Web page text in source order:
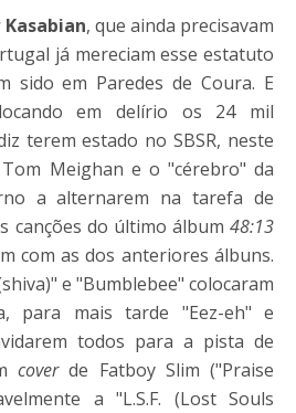
Kasabian, que ainda precisavam
já mereciam esse estatuto
sido em Paredes de Coura. E
em delírio os 24 mil
terem estado no SBSR, neste
Meighan e o "cérebro" da
a alternarem na tarefa de
canções do último álbum 48:13
com as dos anteriores álbuns.
e "Bumblebee" colocaram
para mais tarde "Eez-eh" e
todos para a pista de
coverde Fatboy Slim ("Praise
a "L.S.F. (Lost Souls